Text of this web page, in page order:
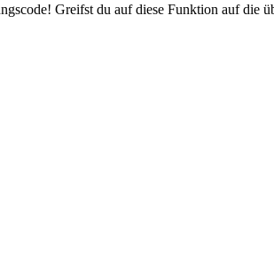
Greifst du auf diese Funktion auf die